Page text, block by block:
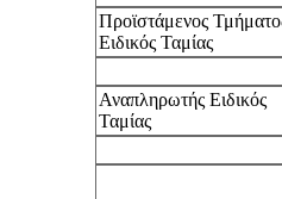
Προϊστάμενος
Ειδικός Ταμίας
Αναπληρωτής Ειδικός
Ταμίας